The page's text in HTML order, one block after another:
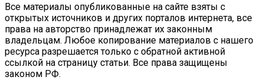
Все материалы опубликованные на сайте взяты с
открытых источников и других порталов интернета, все
права на авторство принадлежат их законным
владельцам. Любое копирование материалов с нашего
ресурса разрешается только с обратной активной
ссылкой на страницу статьи. Все права защищены
законом РФ.